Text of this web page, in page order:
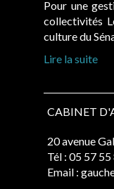
Pour une
collectivités
culture du
Lire la suite
CABINET
20 avenue
Tél : 05 57 55
Email :